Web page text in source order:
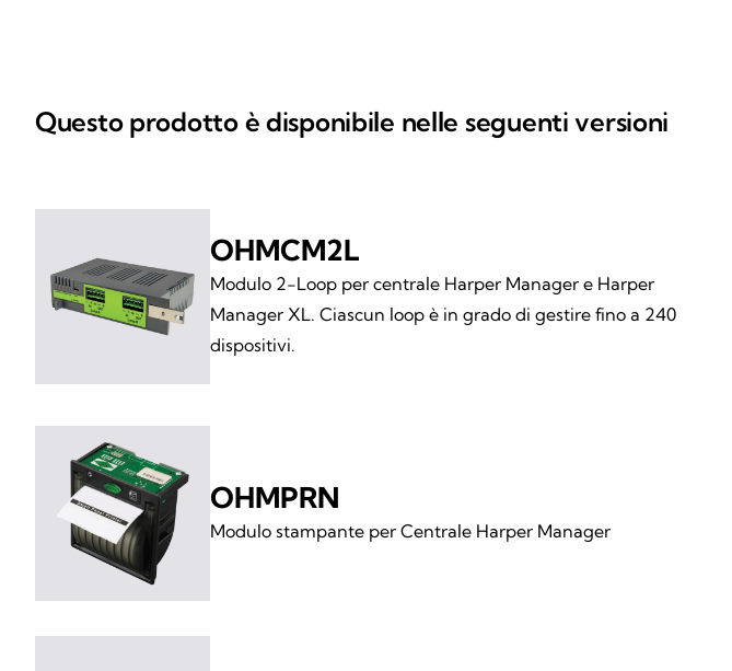
Questo prodotto è disponibile nelle seguenti versioni
OHMCM2L
Modulo 2-Loop per centrale Harper Manager e Harper
Manager XL. Ciascun loop è in grado di gestire fino a 240
dispositivi.
OHMPRN
Modulo stampante per Centrale Harper Manager